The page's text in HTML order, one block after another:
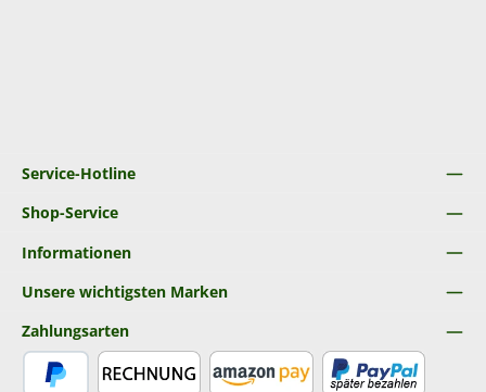
Service-Hotline
Shop-Service
Informationen
Unsere wichtigsten Marken
Zahlungsarten